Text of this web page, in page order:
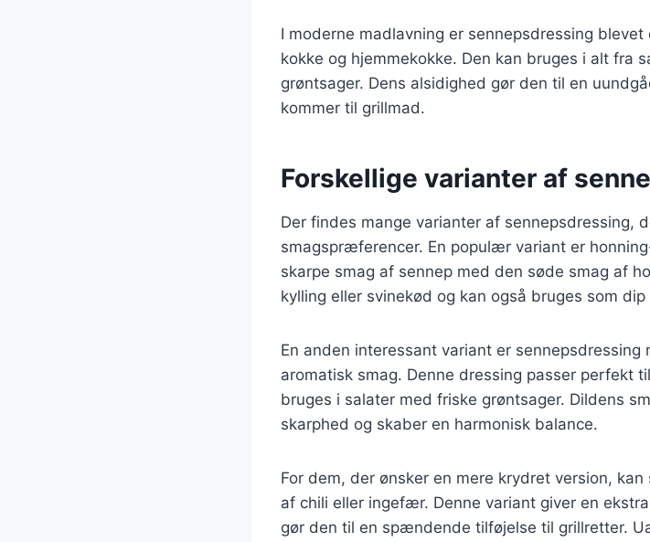
I moderne madlavning er sennepsdressing
kokke og hjemmekokke. Den kan bruges i alt fra
grøntsager. Dens alsidighed gør den til en
kommer til grillmad.
Forskellige varianter af
Der findes mange varianter af sennepsdressing,
smagspræferencer. En populær variant er
skarpe smag af sennep med den søde smag af
kylling eller svinekød og kan også bruges som
En anden interessant variant er
aromatisk smag. Denne dressing passer perfekt
bruges i salater med friske grøntsager. Dildens
skarphed og skaber en harmonisk balance.
For dem, der ønsker en mere krydret version,
af chili eller ingefær. Denne variant giver en
gør den til en spændende tilføjelse til grillretter.